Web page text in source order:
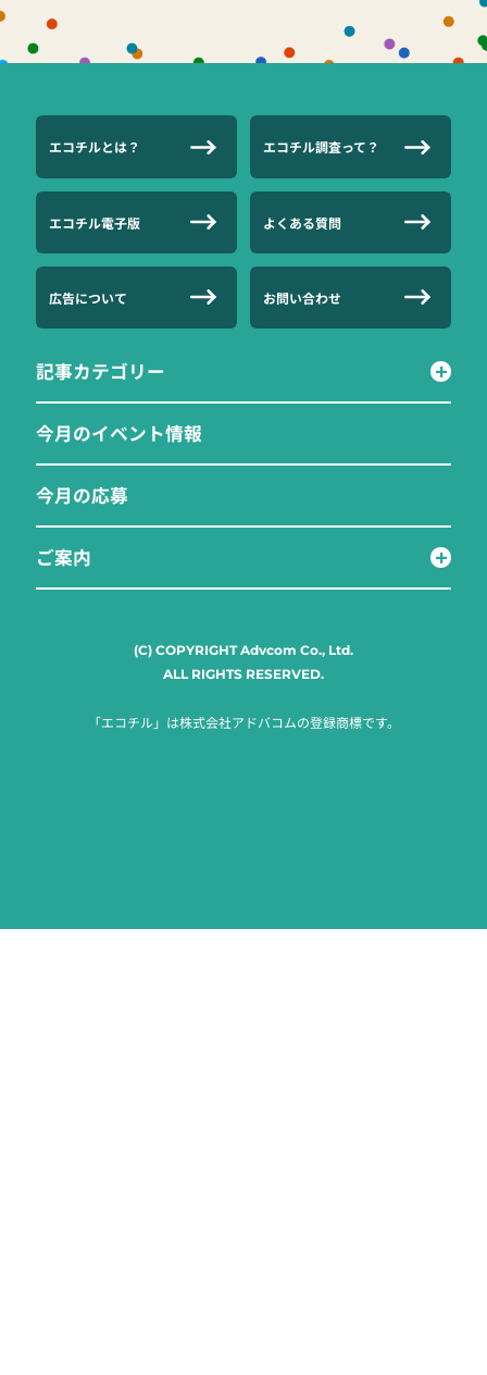
エコチルとは？ エコチル調査って？
エコチル電子版 よくある質問
広告について お問い合わせ
記事カテゴリー
今月のイベント情報
今月の応募
ご案内
(C) COPYRIGHT Advcom Co., Ltd.
ALL RIGHTS RESERVED.
「エコチル」は株式会社アドバコムの登録商標です。